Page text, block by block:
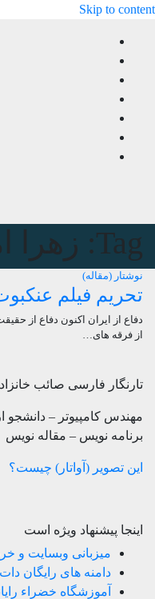
Skip to content
Tag: زهرا
نوشتار (مقاله)
تحریم فیلم
دفاع از ایران اکنون دفاع از
از فرقه های…
تارنگار فارسی صائب
مهندس کامپیوتر – دانشجو
برنامه نویس – مقاله نویس
این تصویر (آواتار) چیست؟
اینجا پیشنهاد ویژه است
میزبانی وبسایت و
دامنه های رایگان
آموزشگاه خضراء